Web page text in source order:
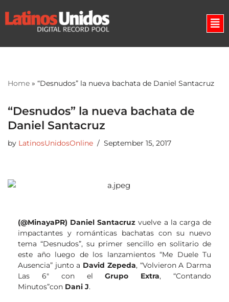
Skip
Home » “Desnudos” la nueva bachata de Daniel Santacruz
“Desnudos” la nueva bachata de
Daniel Santacruz
by LatinosUnidosOnline September 15, 2017
(@MinayaPR) Daniel Santacruz vuelve a la carga de
impactantes y románticas bachatas con su nuevo
tema “Desnudos”, su primer sencillo en solitario de
este año luego de los lanzamientos “Me Duele Tu
Ausencia” junto a David Zepeda, “Volvieron A Darma
Las 6″ con elGrupo Extra, “Contando
Minutos”con Dani J.